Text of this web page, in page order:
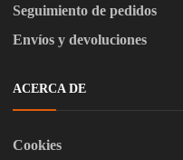
Seguimiento de pedidos
Envíos y devoluciones
ACERCA DE
Cookies